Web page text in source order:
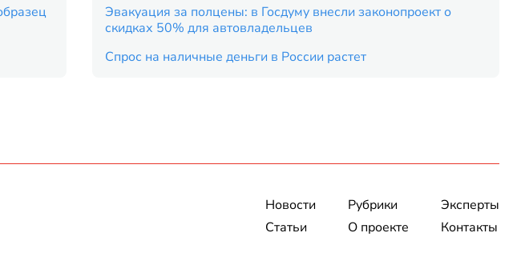
Эвакуация за полцены: в Госдуму внесли законопроект о
скидках 50% для автовладельцев
Спрос на наличные деньги в России растет
Новости
Статьи
Рубрики
О проекте
Эксперты
Контакты